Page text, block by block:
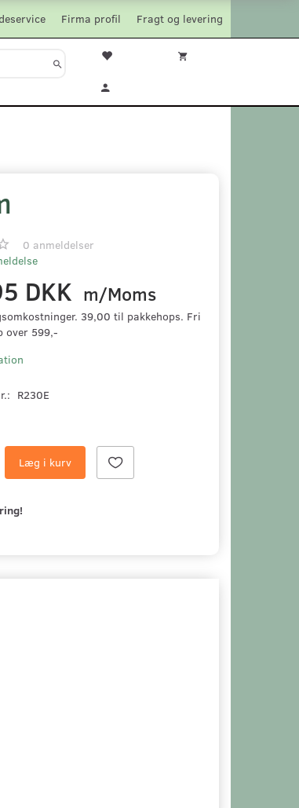
Fragt og levering
Firma profil
0 anmeldelser
DKK m/Moms
39,00 til pakkehops. Fri
over 599,-
R230E
Læg i kurv